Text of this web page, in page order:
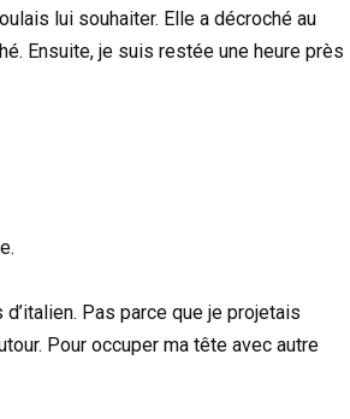
lui souhaiter. Elle a décroché au
Ensuite, je suis restée une heure près
Pas parce que je projetais
Pour occuper ma tête avec autre